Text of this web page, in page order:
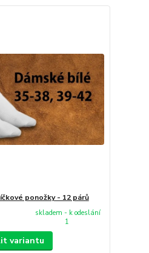
ponožky - 12 párů
skladem - k odeslání
1
variantu